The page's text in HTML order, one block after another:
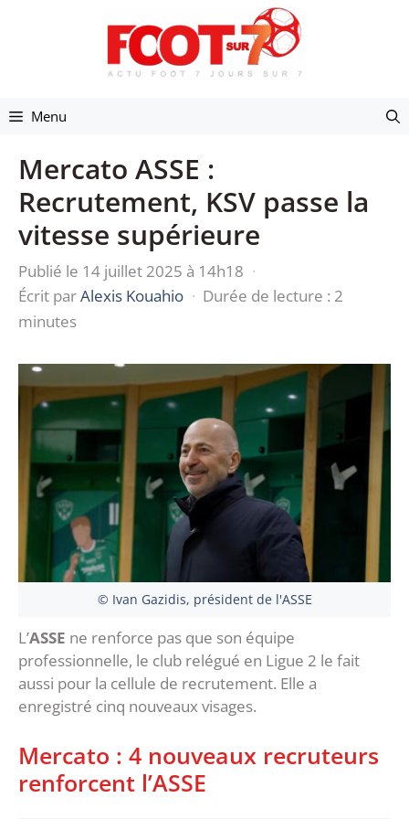
Menu
Mercato ASSE :
Recrutement, KSV passe la
vitesse supérieure
Publié le 14 juillet 2025 à 14h18 ·
Écrit parAlexis Kouahio · Durée de lecture : 2
minutes
© Ivan Gazidis, président de l'ASSE
L’ASSE ne renforce pas que son équipe
professionnelle, le club relégué en Ligue 2 le fait
aussi pour la cellule de recrutement. Elle a
enregistré cinq nouveaux visages.
Mercato : 4 nouveaux recruteurs
renforcent l’ASSE